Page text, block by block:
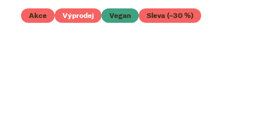
Akce Výprodej Vegan Sleva (–30 %)